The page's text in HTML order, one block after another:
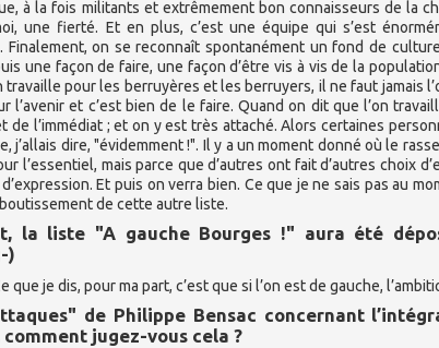
à la fois militants et extrêmement bon connaisseurs de la
une fierté. Et en plus, c’est une équipe qui s’est
Finalement, on se reconnaît spontanément un fond de
une façon de faire, une façon d’être vis à vis de la
travaille pour les berruyères et les berruyers, il ne faut jamais
l’avenir et c’est bien de le faire. Quand on dit que l’on
de l’immédiat ; et on y est très attaché. Alors certaines
j’allais dire, "évidemment !". Il y a un moment donné où le
l’essentiel, mais parce que d’autres ont fait d’autres choix
Et puis on verra bien. Ce que je ne sais pas au
de cette autre liste.
la liste "A gauche Bourges !" aura été
)
que je dis, pour ma part, c’est que si l’on est de gauche,
de Philippe Bensac concernant
comment jugez-vous cela ?